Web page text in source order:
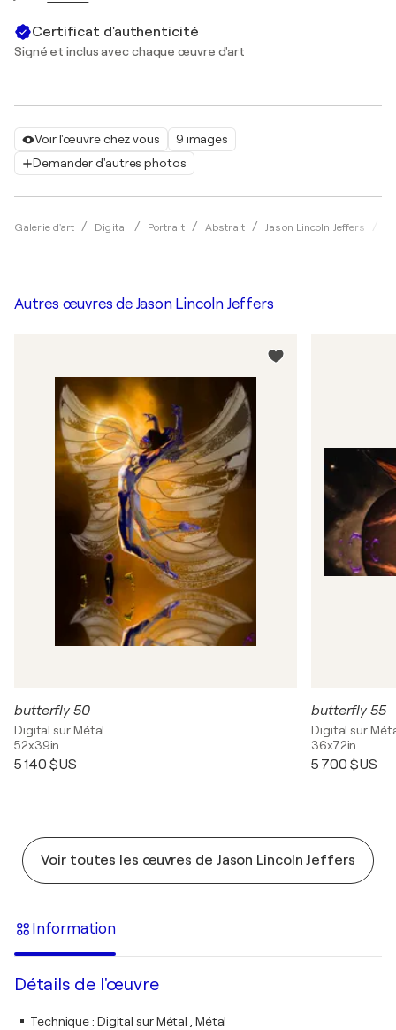
Voir l'œuvre chez vous
9 images
Demander d'autres photos
Galerie d'art Digital Portrait Abstrait Jason Lincoln Jeffers
Certificat d'authenticité
Signé et inclus avec chaque œuvre d'art
Autres œuvres de Jason Lincoln Jeffers
butterfly 50
Digital sur Métal
52x39in
5 140 $US
butterfly 55
Digital sur
36x72in
5 700 $US
Voir toutes les œuvres de Jason Lincoln Jeffers
Information
Détails de l'œuvre
Technique: Digital sur Métal , Métal